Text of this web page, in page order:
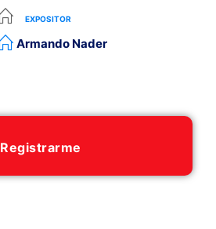
EXPOSITOR
Armando Nader
Registrarme